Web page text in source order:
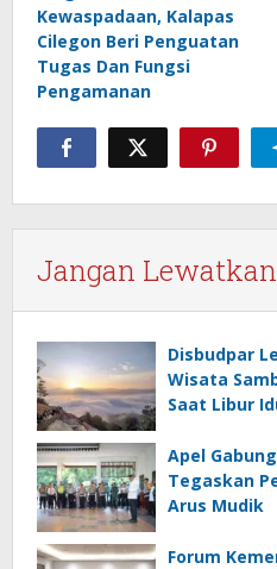
Kewaspadaan, Kalapas
Cilegon Beri Penguatan
Tugas Dan Fungsi
Pengamanan
Jangan Lewatkan
Disbudpar
Wisata
Saat Libur
Apel
Tegaskan
Arus Mudik
Forum